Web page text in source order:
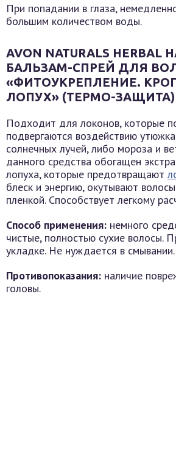
При попадании в глаза,
большим количеством воды.
AVON NATURALS HERBAL
БАЛЬЗАМ-СПРЕЙ ДЛЯ
«ФИТОУКРЕПЛЕНИЕ.
ЛОПУХ» (ТЕРМО-ЗАЩИТА)
Подходит для локонов, которые
подвергаются воздействию
солнечных лучей, либо мороза и
данного средства обогащен
лопуха, которые предотвращают
блеск и энергию, окутывают
пленкой. Способствует легкому
Способ применения: немного
чистые, полностью сухие волосы.
укладке. Не нуждается в смывании.
Противопоказания: наличие
головы.